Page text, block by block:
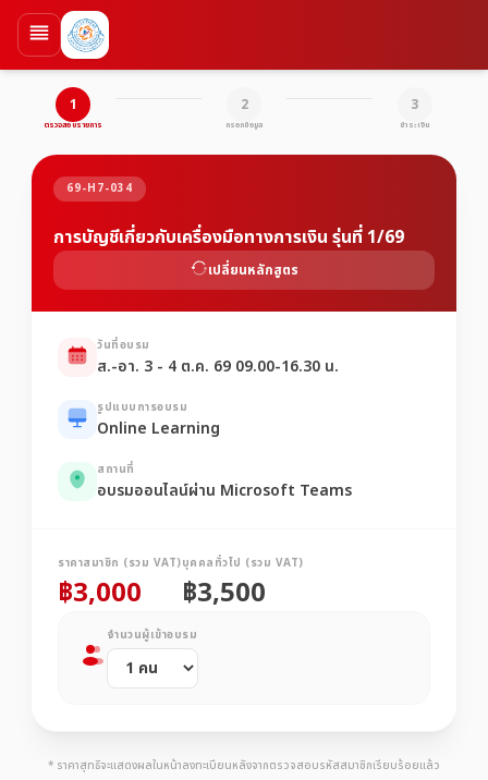
1
ตรวจสอบรายการ
2
กรอกข้อมูล
3
ชำระเงิน
69-H7-034
การบัญชีเกี่ยวกับเครื่องมือทางการเงิน รุ่นที่ 1/69
เปลี่ยนหลักสูตร
วันที่อบรม
ส.-อา. 3 - 4 ต.ค. 69 09.00-16.30 น.
รูปแบบการอบรม
Online Learning
สถานที่
อบรมออนไลน์ผ่าน Microsoft Teams
ราคาสมาชิก (รวม VAT)
฿3,000
บุคคลทั่วไป (รวม VAT)
฿3,500
จำนวนผู้เข้าอบรม
* ราคาสุทธิจะแสดงผลในหน้าลงทะเบียนหลังจากตรวจสอบรหัสสมาชิกเรียบร้อยแล้ว